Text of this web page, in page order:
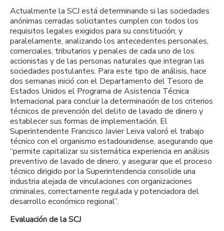
Actualmente la SCJ está determinando si las sociedades
anónimas cerradas solicitantes cumplen con todos los
requisitos legales exigidos para su constitución; y
paralelamente, analizando los antecedentes personales,
comerciales, tributarios y penales de cada uno de los
accionistas y de las personas naturales que integran las
sociedades postulantes. Para este tipo de análisis, hace
dos semanas inició con el Departamento del Tesoro de
Estados Unidos el Programa de Asistencia Técnica
Internacional para concluir la determinación de los criterios
técnicos de prevención del delito de lavado de dinero y
establecer sus formas de implementación. El
Superintendente Francisco Javier Leiva valoró el trabajo
técnico con el organismo estadounidense, asegurando que
“permite capitalizar su sistemática experiencia en análisis
preventivo de lavado de dinero, y asegurar que el proceso
técnico dirigido por la Superintendencia consolide una
industria alejada de vinculaciones con organizaciones
criminales, correctamente regulada y potenciadora del
desarrollo económico regional”.
Evaluación de la SCJ